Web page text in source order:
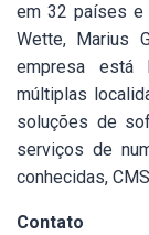
em 32 países e
Wette, Marius
empresa está
múltiplas
soluções de
serviços de
conhecidas,
Contato